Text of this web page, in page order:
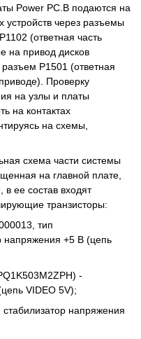
Power PC.B подаются на
устройств через разъемы
(ответная часть
на привод дисков
Р1501 (ответная
Проверку
на узлы и платы
на контактах
на схемы,
схема части системы
на главной плате,
ее состав входят
транзисторы:
тип
напряжения +5 В (цепь
-
VIDEO 5V);
напряжения